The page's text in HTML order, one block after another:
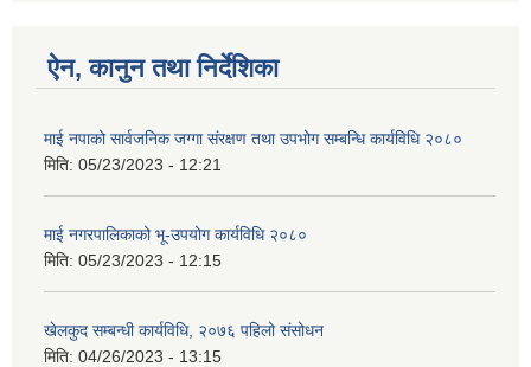
ऐन, कानुन तथा निर्देशिका
माई नपाको सार्वजनिक जग्गा संरक्षण तथा उपभोग सम्बन्धि कार्यविधि २०८०
मिति: 05/23/2023 - 12:21
माई नगरपालिकाको भू-उपयोग कार्यविधि २०८०
मिति: 05/23/2023 - 12:15
खेलकुद सम्बन्धी कार्यविधि, २०७६ पहिलो संसोधन
मिति: 04/26/2023 - 13:15